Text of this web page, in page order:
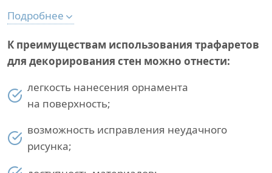
Подробнее
К преимуществам использования трафаретов
для декорирования стен можно отнести:
легкость нанесения орнамента
на поверхность;
возможность исправления неудачного
рисунка;